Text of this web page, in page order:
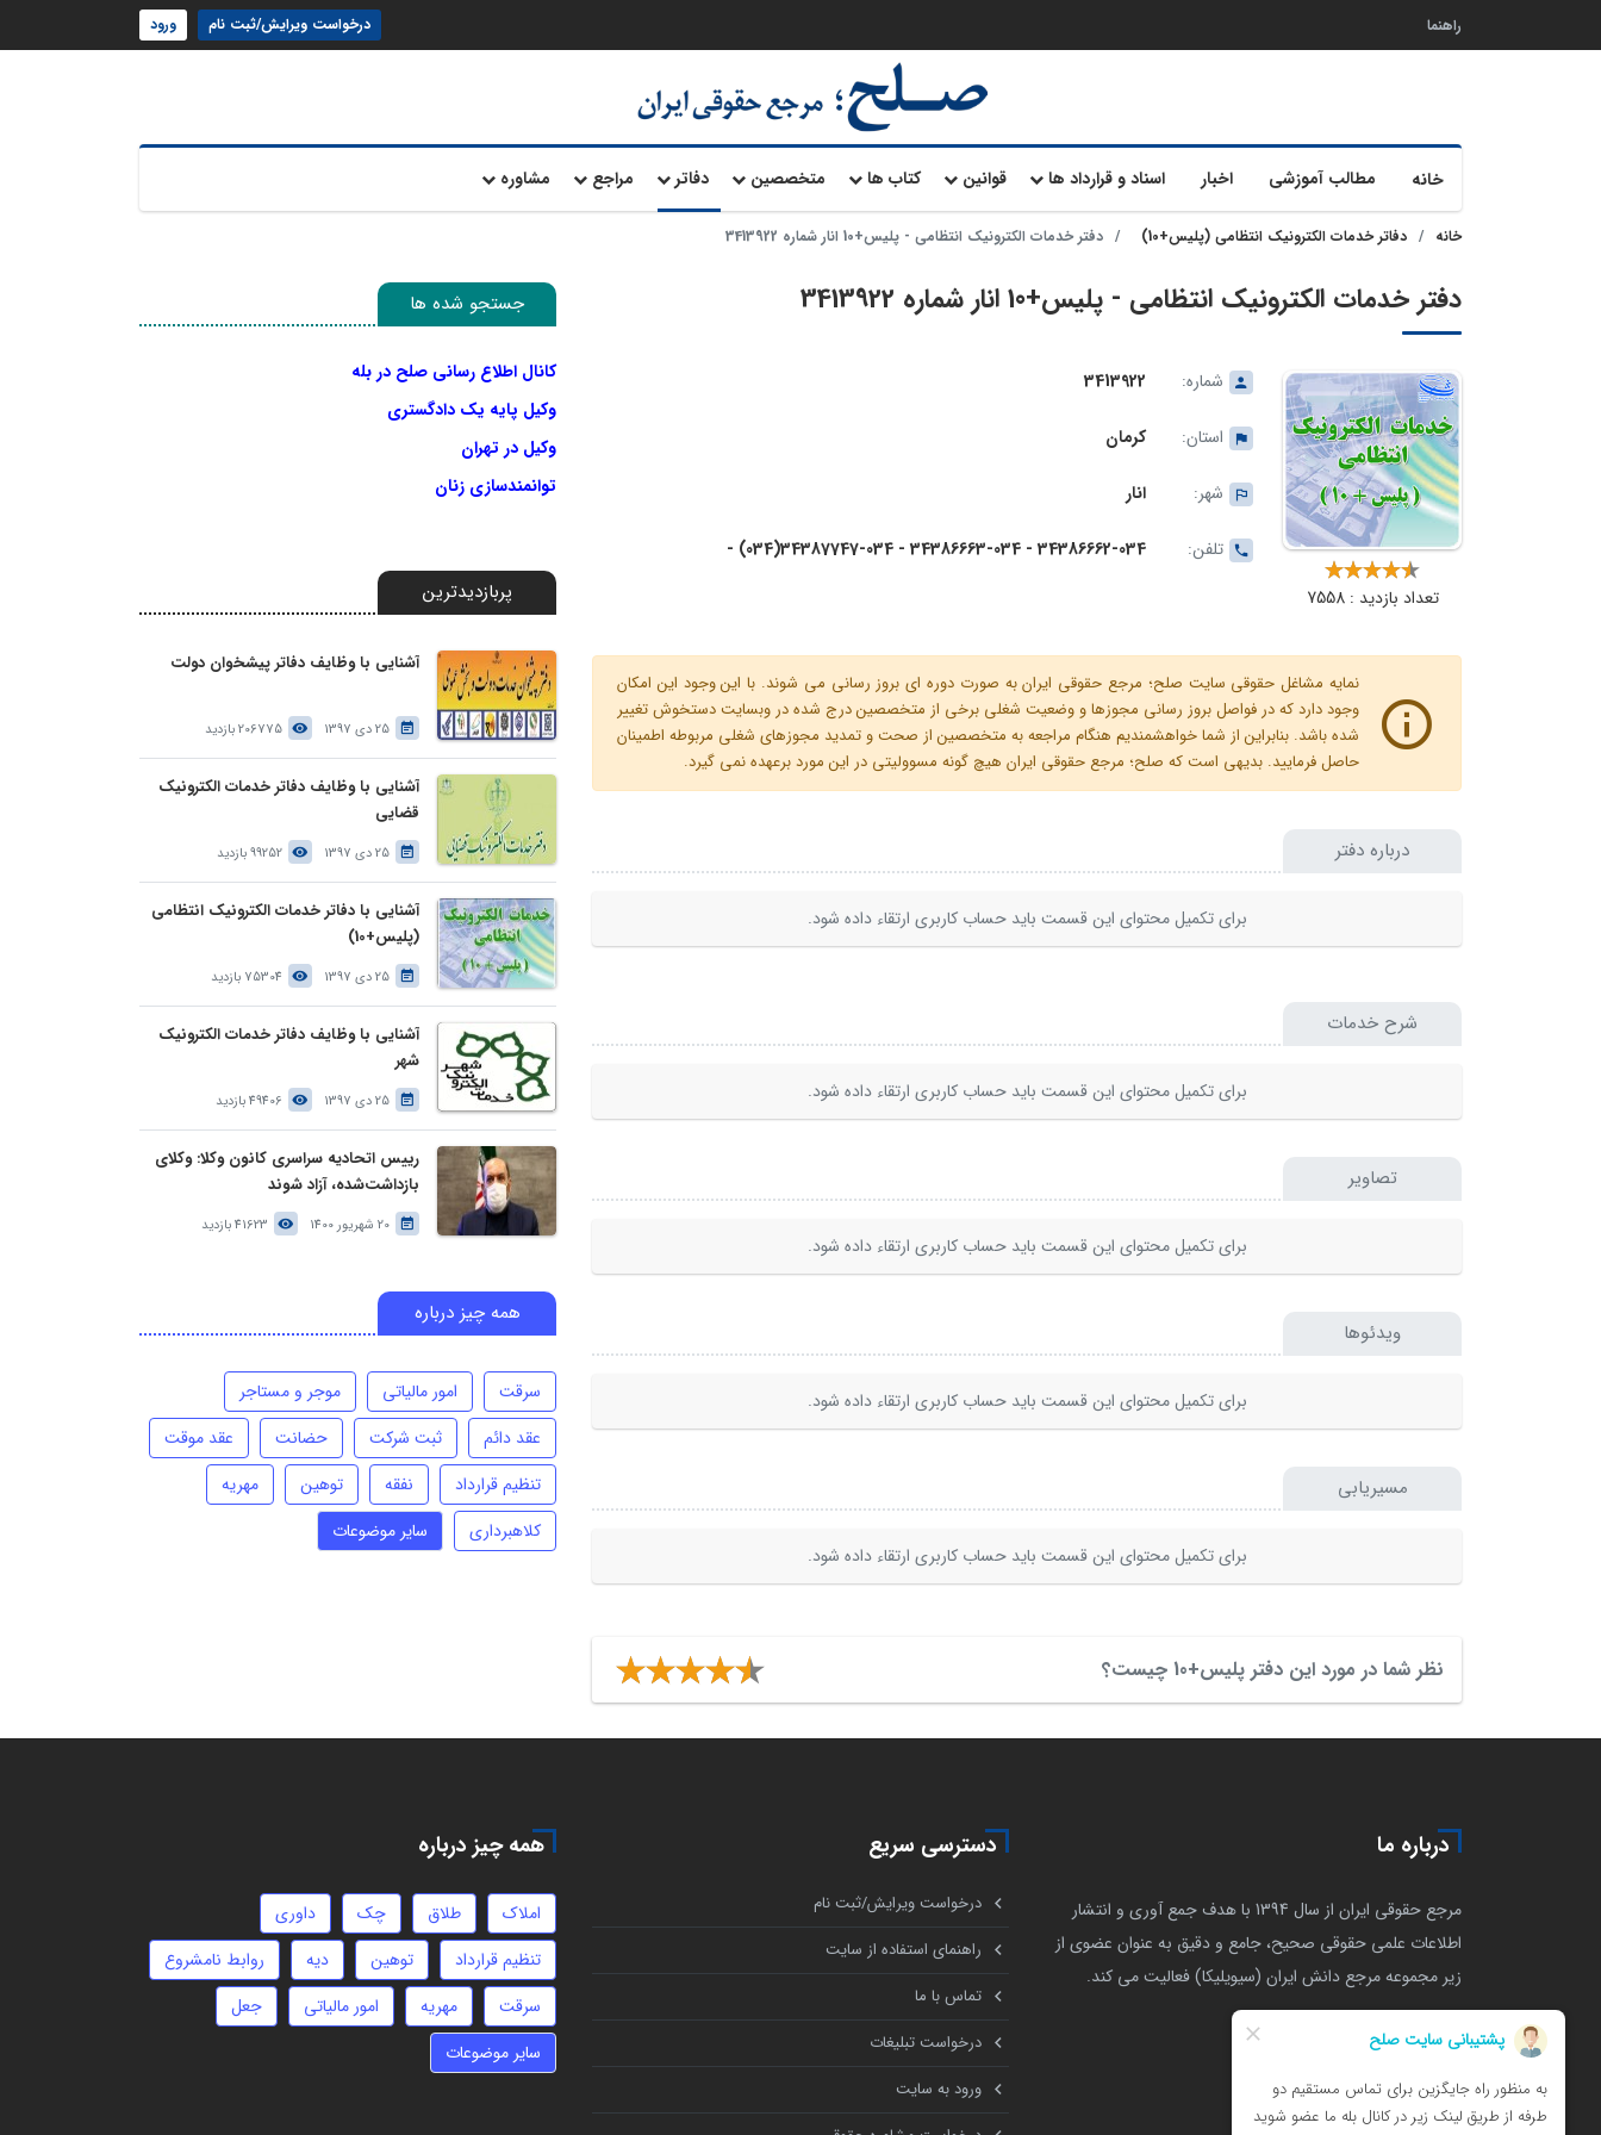
راهنما درخواست ویرایش/ثبت نام ورود
خانه مطالب آموزشی اخبار اسناد و قرارداد ها قوانین کتاب ها متخصصین دفاتر مراجع مشاوره
خانه دفاتر خدمات الکترونیک انتظامی (پلیس+10) دفتر خدمات الکترونیک انتظامی - پلیس+10 انار شماره 3413922
دفتر خدمات الکترونیک انتظامی - پلیس+10 انار شماره 3413922
تعداد بازدید : 7558
شماره: 3413922
استان: کرمان
شهر: انار
تلفن: 34386662-034 - 34386663-034 - 34387747-034(034) -
نمایه مشاغل حقوقی سایت صلح؛ مرجع حقوقی ایران به صورت دوره ای بروز رسانی می شوند. با این وجود این امکان
وجود دارد که در فواصل بروز رسانی مجوزها و وضعیت شغلی برخی از متخصصین درج شده در وبسایت دستخوش تغییر
شده باشد. بنابراین از شما خواهشمندیم هنگام مراجعه به متخصصین از صحت و تمدید مجوزهای شغلی مربوطه اطمینان
حاصل فرمایید. بدیهی است که صلح؛ مرجع حقوقی ایران هیچ گونه مسوولیتی در این مورد برعهده نمی گیرد.
درباره دفتر
برای تکمیل محتوای این قسمت باید حساب کاربری ارتقاء داده شود.
شرح خدمات
برای تکمیل محتوای این قسمت باید حساب کاربری ارتقاء داده شود.
تصاویر
برای تکمیل محتوای این قسمت باید حساب کاربری ارتقاء داده شود.
ویدئوها
برای تکمیل محتوای این قسمت باید حساب کاربری ارتقاء داده شود.
مسیریابی
برای تکمیل محتوای این قسمت باید حساب کاربری ارتقاء داده شود.
نظر شما در مورد این دفتر پلیس+10 چیست؟
جستجو شده ها
کانال اطلاع رسانی صلح در بله
وکیل پایه یک دادگستری
وکیل در تهران
توانمندسازی زنان
پربازدیدترین
آشنایی با وظایف دفاتر پیشخوان دولت
25 دی 1397 206775 بازدید
آشنایی با وظایف دفاتر خدمات الکترونیک
قضایی
25 دی 1397 99252 بازدید
آشنایی با دفاتر خدمات الکترونیک انتظامی
(پلیس+10)
25 دی 1397 75304 بازدید
آشنایی با وظایف دفاتر خدمات الکترونیک
شهر
25 دی 1397 49406 بازدید
رییس اتحادیه سراسری کانون وکلا: وکلای
بازداشت‌شده، آزاد شوند
20 شهریور 1400 41623 بازدید
همه چیز درباره
سرقت امور مالیاتی
موجر و مستاجر
عقد دائم
ثبت شرکت حضانت
عقد موقت
تنظیم قرارداد
نفقه توهین
مهریه
کلاهبرداری
سایر موضوعات
درباره ما
مرجع حقوقی ایران از سال 1394 با هدف جمع آوری و انتشار
اطلاعات علمی حقوقی صحیح، جامع و دقیق به عنوان عضوی از
زیر مجموعه مرجع دانش ایران (سیویلیکا) فعالیت می کند.
دسترسی سریع
درخواست ویرایش/ثبت نام
راهنمای استفاده از سایت
تماس با ما
درخواست تبلیغات
ورود به سایت
همه چیز درباره
املاک طلاق چک
داوری
تنظیم قرارداد
توهین دیه
روابط نامشروع
سرقت
مهریه امور مالیاتی
جعل
سایر موضوعات